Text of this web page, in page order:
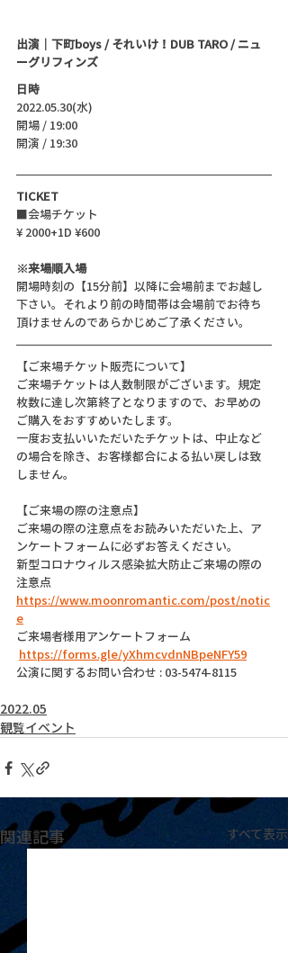
出演｜下町boys / それいけ！DUB TARO / ニュ
ーグリフィンズ
日時
2022.05.30(水)
開場 / 19:00
開演 / 19:30
TICKET
■会場チケット
¥ 2000+1D ¥600
※来場順入場
開場時刻の【15分前】以降に会場前までお越し
下さい。それより前の時間帯は会場前でお待ち
頂けませんのであらかじめご了承ください。
【ご来場チケット販売について】
ご来場チケットは人数制限がございます。規定
枚数に達し次第終了となりますので、お早めの
ご購入をおすすめいたします。
一度お支払いいただいたチケットは、中止など
の場合を除き、お客様都合による払い戻しは致
しません。
【ご来場の際の注意点】
ご来場の際の注意点をお読みいただいた上、ア
ンケートフォームに必ずお答えください。
新型コロナウィルス感染拡大防止ご来場の際の
注意点
https://www.moonromantic.com/post/notic
e
ご来場者様用アンケートフォーム
https://forms.gle/yXhmcvdnNBpeNFY59
公演に関するお問い合わせ : 03-5474-8115
2022.05
観覧イベント
関連記事 すべて表示